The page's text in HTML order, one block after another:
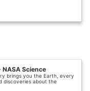
Science
brings you the Earth, every
discoveries about the